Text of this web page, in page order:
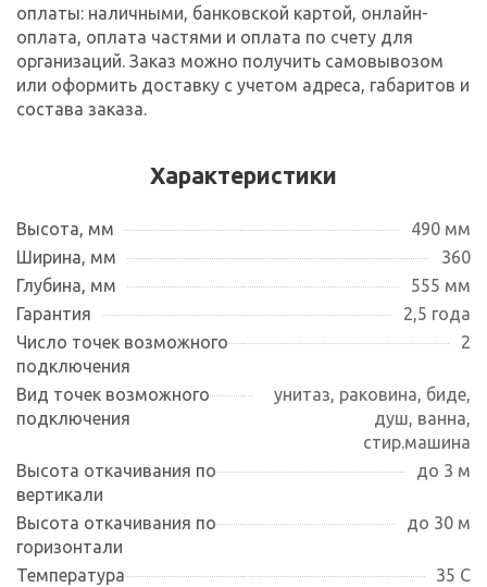
оплаты: наличными, банковской картой, онлайн-
оплата, оплата частями и оплата по счету для
организаций. Заказ можно получить самовывозом
или оформить доставку с учетом адреса, габаритов и
состава заказа.
Характеристики
Высота, мм
490 мм
Ширина, мм
360
Глубина, мм
555 мм
Гарантия
2,5 года
Число точек возможного
подключения
2
Вид точек возможного
подключения
унитаз, раковина, биде,
душ, ванна,
стир.машина
Высота откачивания по
вертикали
до 3 м
Высота откачивания по
горизонтали
до 30 м
Температура 35 С